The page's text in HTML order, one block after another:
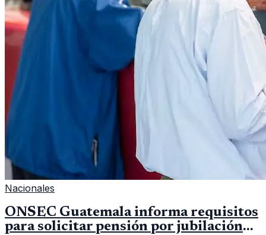
Nacionales
ONSEC Guatemala informa requisitos
para solicitar pensión por jubilación